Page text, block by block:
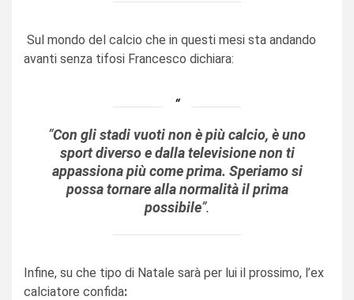
Sul mondo del calcio che in questi mesi sta andando
avanti senza tifosi Francesco dichiara:
“Con gli stadi vuoti non è più calcio, è uno
sport diverso e dalla televisione non ti
appassiona più come prima. Speriamo si
possa tornare alla normalità il prima
possibile”.
Infine, su che tipo di Natale sarà per lui il prossimo, l’ex
calciatore confida: